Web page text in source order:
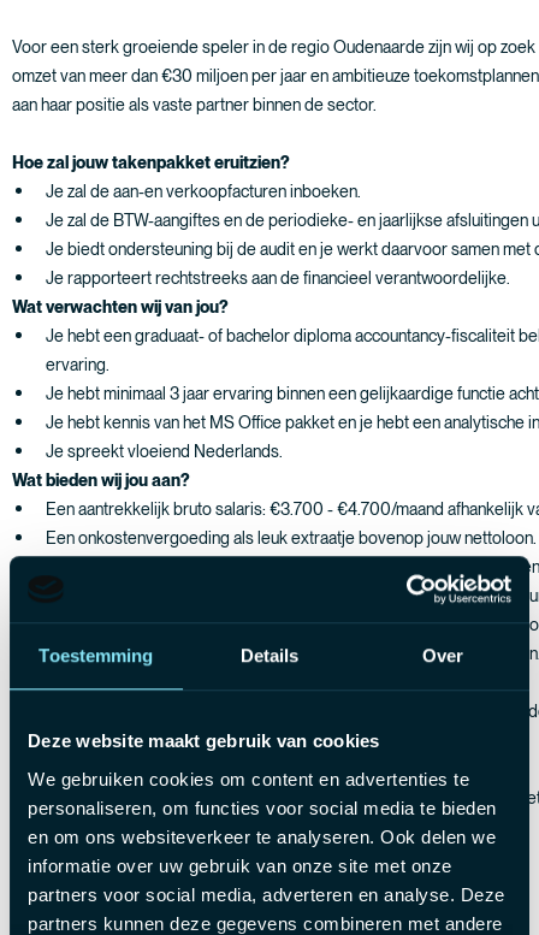
Toestemming Details Over
Deze website maakt gebruik van cookies
We gebruiken cookies om content en advertenties te
personaliseren, om functies voor social media te bieden
en om ons websiteverkeer te analyseren. Ook delen we
informatie over uw gebruik van onze site met onze
partners voor social media, adverteren en analyse. Deze
partners kunnen deze gegevens combineren met andere
Voor een sterk groeiende speler in de regio Oudenaarde zijn wij op
omzet van meer dan €30 miljoen per jaar en ambitieuze
aan haar positie als vaste partner binnen de sector.
Hoe zal jouw takenpakket eruitzien?
Je zal de aan-en verkoopfacturen inboeken.
Je zal de BTW-aangiftes en de periodieke- en jaarlijkse afsluitingen
Je biedt ondersteuning bij de audit en je werkt daarvoor samen
Je rapporteert rechtstreeks aan de financieel verantwoordelijke.
Wat verwachten wij van jou?
Je hebt een graduaat- of bachelor diploma accountancy-fiscaliteit
ervaring.
Je hebt minimaal 3 jaar ervaring binnen een gelijkaardige functie
Je hebt kennis van het MS Office pakket en je hebt een analytische
Je spreekt vloeiend Nederlands.
Wat bieden wij jou aan?
Een aantrekkelijk bruto salaris: €3.700 - €4.700/maand afhankelijk
Een onkostenvergoeding als leuk extraatje bovenop jouw nettoloon.
Een firmawagen om jezelf gemakkelijk naar jouw werk te
Maaltijdcheques van €8 om elke dag te genieten van een heerlijke
Groepsverzekering om al een mooi centje opzij te kunnen zetten
Hospitalisatieverzekering die jou beschermt tegen medische
Een aangepast opleidingsplan om jouw persoonlijke groei te
32 vakantiedagen zodat je er even tussenuit kan gaan.
Flexibele uren om een gezonde work-life balance te stimuleren.
Een unieke opportuniteit binnen een vooraanstaande organisatie